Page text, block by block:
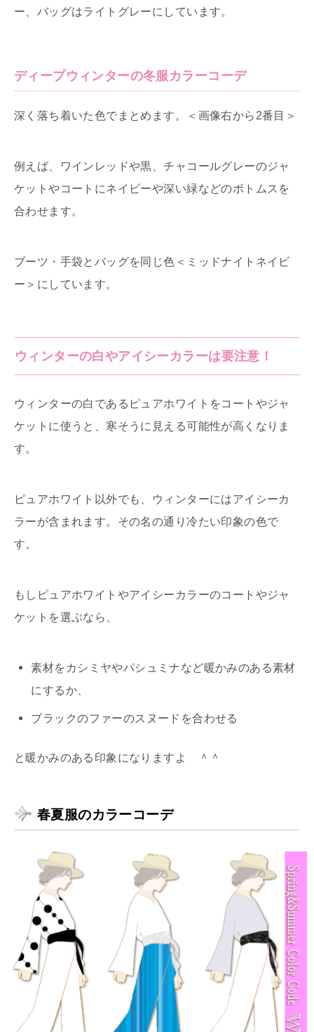
ー、バッグはライトグレーにしています。
ディープウィンターの冬服カラーコーデ
深く落ち着いた色でまとめます。＜画像右から2番目＞
例えば、ワインレッドや黒、チャコールグレーのジャ
ケットやコートにネイビーや深い緑などのボトムスを
合わせます。
ブーツ・手袋とバッグを同じ色＜ミッドナイトネイビ
ー＞にしています。
ウィンターの白やアイシーカラーは要注意！
ウィンターの白であるピュアホワイトをコートやジャ
ケットに使うと、寒そうに見える可能性が高くなりま
す。
ピュアホワイト以外でも、ウィンターにはアイシーカ
ラーが含まれます。その名の通り冷たい印象の色で
す。
もしピュアホワイトやアイシーカラーのコートやジャ
ケットを選ぶなら、
素材をカシミヤやパシュミナなど暖かみのある素材
にするか、
ブラックのファーのスヌードを合わせる
と暖かみのある印象になりますよ ＾＾
春夏服のカラーコーデ